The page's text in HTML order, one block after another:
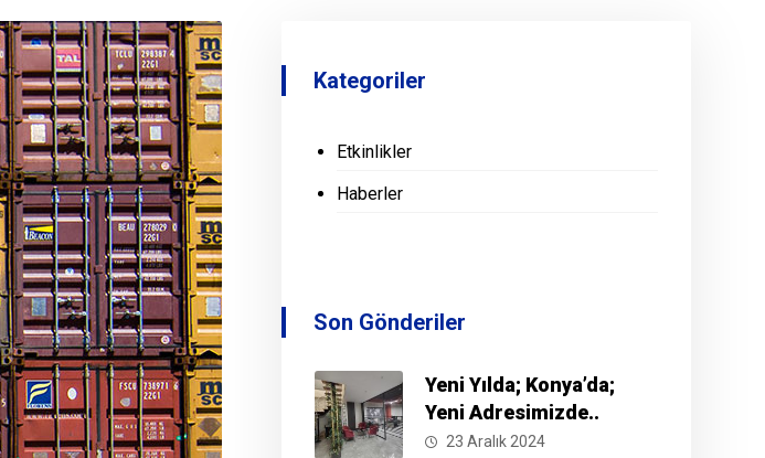
Kategoriler
Etkinlikler
Haberler
Son Gönderiler
Yeni Yılda; Konya’da;
Yeni Adresimizde..
23 Aralık 2024